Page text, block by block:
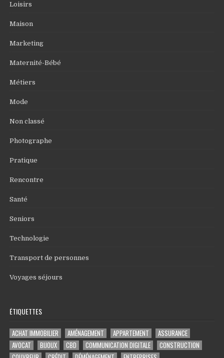
Loisirs
Maison
Marketing
Maternité-Bébé
Métiers
Mode
Non classé
Photographe
Pratique
Rencontre
Santé
Seniors
Technologie
Transport de personnes
Voyages séjours
ÉTIQUETTES
ACHAT IMMOBILIER AMÉNAGEMENT APPARTEMENT
ASSURANCE
AVOCAT
BIJOUX CBD COMMUNICATION DIGITALE
CONSTRUCTION